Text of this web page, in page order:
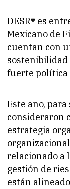
DESR® es
Mexicano de
cuentan con
sostenibilidad
fuerte política
Este año,
consideraron
estrategia
relacionado a
gestión de
están